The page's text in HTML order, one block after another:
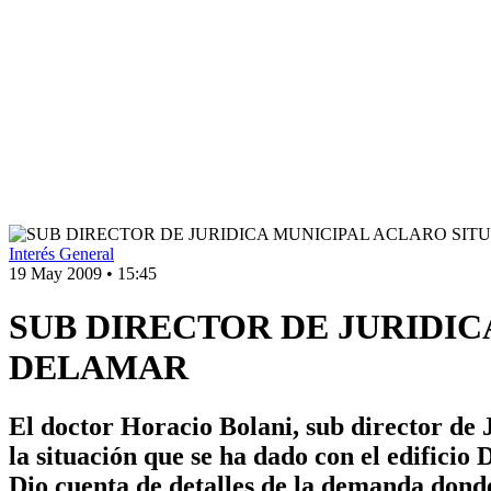
Interés General
19 May 2009 • 15:45
SUB DIRECTOR DE
DELAMAR
El doctor Horacio Bolani, sub director de
la situación que se ha dado con el edificio